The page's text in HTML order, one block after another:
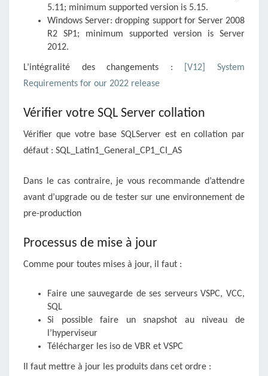
5.11; minimum supported version is 5.15.
Windows Server: dropping support for Server 2008
R2 SP1; minimum supported version is Server
2012.
L’intégralité des changements :
[V12] System
Requirements for our 2022 release
Vérifier votre SQL Server collation
Vérifier que votre base SQLServer est en collation par
défaut : SQL_Latin1_General_CP1_CI_AS
Dans le cas contraire, je vous recommande d’attendre
avant d’upgrade ou de tester sur une environnement de
pre-production
Processus de mise à jour
Comme pour toutes mises à jour, il faut :
Faire une sauvegarde de ses serveurs VSPC, VCC,
SQL
Si possible faire un snapshot au niveau de
l’hyperviseur
Télécharger les iso de VBR et VSPC
Il faut mettre à jour les produits dans cet ordre :